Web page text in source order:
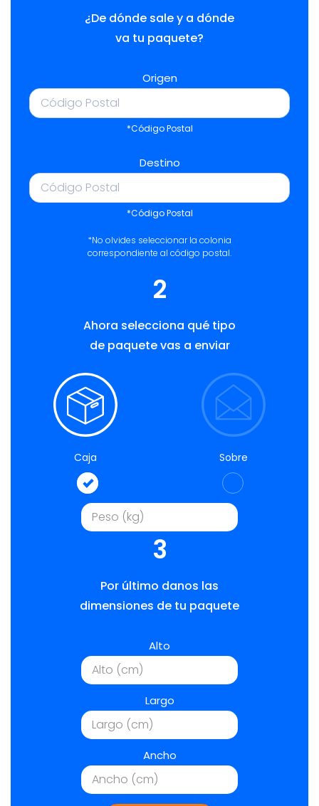
¿De dónde sale y a dónde
va tu paquete?
Origen
*Código Postal
Destino
*Código Postal
*No olvides seleccionar la colonia
correspondiente al código postal.
2
Ahora selecciona qué tipo
de paquete vas a enviar
Caja Sobre
3
Por último danos las
dimensiones de tu paquete
Alto
Largo
Ancho